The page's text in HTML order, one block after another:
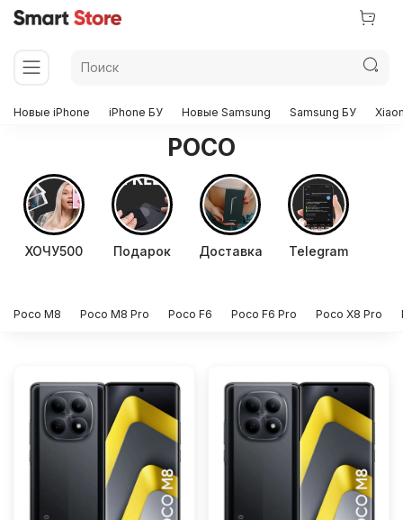
Новые iPhone iPhone БУ Новые Samsung Samsung БУ
POCO
ХОЧУ500 Подарок Доставка Telegram
Poco M8 Poco M8 Pro Poco F6 Poco F6 Pro Poco X8 Pro